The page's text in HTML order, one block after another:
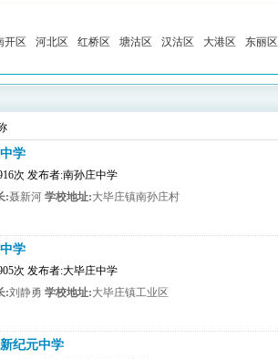
开区 河北区 红桥区 塘沽区 汉沽区 大港区 东丽区
学
次 发布者:南孙庄中学
:聂新河 学校地址:大毕庄镇南孙庄村
学
次 发布者:大毕庄中学
:刘静勇 学校地址:大毕庄镇工业区
纪元中学